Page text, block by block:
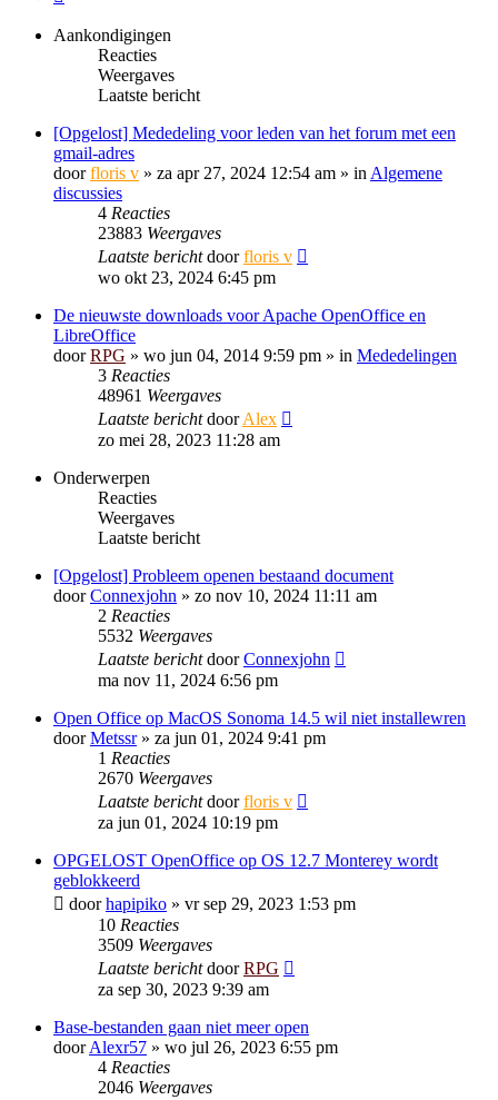
Aankondigingen
Reacties
Weergaves
Laatste bericht
[Opgelost] Mededeling voor leden van het forum met een
gmail-adres
doorfloris v » za apr 27, 2024 12:54 am » in Algemene
discussies
4 Reacties
23883 Weergaves
Laatste berichtdoorfloris v
wo okt 23, 2024 6:45 pm
De nieuwste downloads voor Apache OpenOffice en
LibreOffice
doorRPG » wo jun 04, 2014 9:59 pm » in Mededelingen
3 Reacties
48961 Weergaves
Laatste berichtdoorAlex
zo mei 28, 2023 11:28 am
Onderwerpen
Reacties
Weergaves
Laatste bericht
[Opgelost] Probleem openen bestaand document
doorConnexjohn » zo nov 10, 2024 11:11 am
2 Reacties
5532 Weergaves
Laatste berichtdoorConnexjohn
ma nov 11, 2024 6:56 pm
Open Office op MacOS Sonoma 14.5 wil niet installewren
doorMetssr» za jun 01, 2024 9:41 pm
1 Reacties
2670 Weergaves
Laatste berichtdoorfloris v
za jun 01, 2024 10:19 pm
OPGELOST OpenOffice op OS 12.7 Monterey wordt
geblokkeerd
doorhapipiko » vr sep 29, 2023 1:53 pm
10 Reacties
3509 Weergaves
Laatste berichtdoorRPG
za sep 30, 2023 9:39 am
Base-bestanden gaan niet meer open
doorAlexr57 » wo jul 26, 2023 6:55 pm
4 Reacties
2046 Weergaves